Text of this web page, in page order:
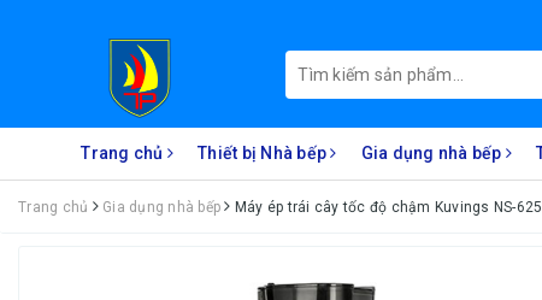
Trang chủ Thiết bị Nhà bếp Gia dụng nhà bếp
Trang chủ Gia dụng nhà bếp Máy ép trái cây tốc độ chậm Kuvings NS-